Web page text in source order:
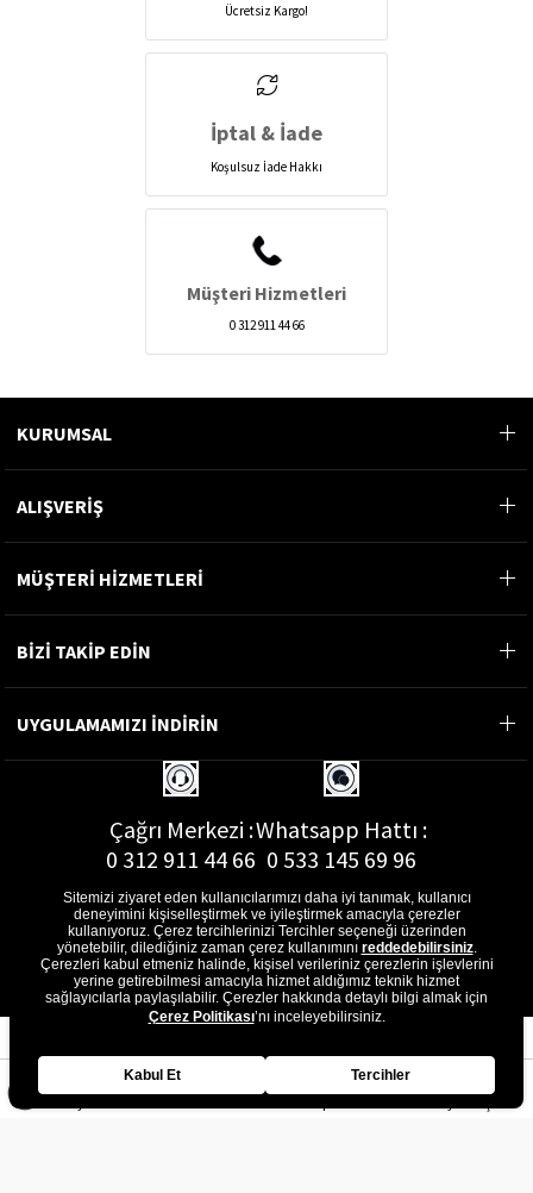
Ücretsiz Kargo!
İptal & İade
Koşulsuz İade Hakkı
Müşteri Hizmetleri
0 312 911 44 66
KURUMSAL
ALIŞVERİŞ
MÜŞTERİ HİZMETLERİ
BİZİ TAKİP EDİN
UYGULAMAMIZI İNDİRİN
Çağrı Merkezi :
0 312 911 44 66
Whatsapp Hattı :
0 533 145 69 96
E-Posta Adresi :
musterihizmetleri@gon.com.tr
Sitemizi ziyaret eden kullanıcılarımızı daha iyi tanımak, kullanıcı
deneyimini kişiselleştirmek ve iyileştirmek amacıyla çerezler
kullanıyoruz. Çerez tercihlerinizi Tercihler seçeneği üzerinden
yönetebilir, dilediğiniz zaman çerez kullanımını reddedebilirsiniz.
Çerezleri kabul etmeniz halinde, kişisel verileriniz çerezlerin işlevlerini
yerine getirebilmesi amacıyla hizmet aldığımız teknik hizmet
sağlayıcılarla paylaşılabilir. Çerezler hakkında detaylı bilgi almak için
Çerez Politikası’nı inceleyebilirsiniz.
Kabul Et Tercihler